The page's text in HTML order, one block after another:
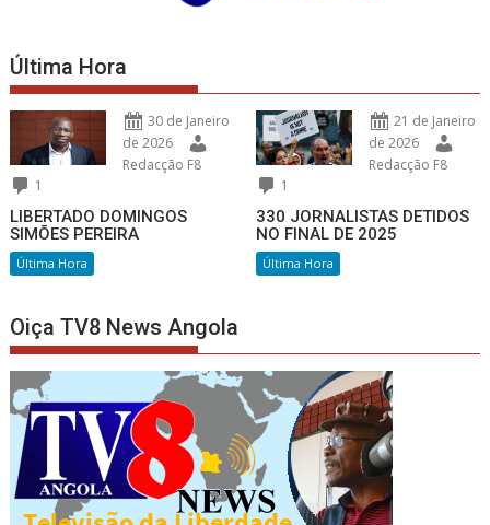
Última Hora
30 de Janeiro
de 2026
Redacção F8
1
LIBERTADO DOMINGOS
SIMÕES PEREIRA
Última Hora
21 de Janeiro
de 2026
Redacção F8
1
330 JORNALISTAS DETIDOS
NO FINAL DE 2025
Última Hora
Oiça TV8 News Angola